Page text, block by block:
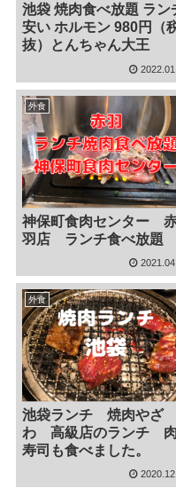
池袋 焼肉食べ放題 ラン
安い ホルモン 980円（
抜）とんちゃん大王
外食
神保町食肉センター
羽店 ランチ食べ放題
外食
池袋ランチ 焼肉やざ
わ 高級店のランチ 肉
寿司も食べました。